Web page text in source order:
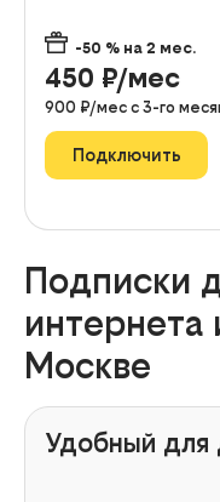
-50 % на 2 мес.
450 ₽/мес
900 ₽/мес с 3-го
Подключить
Подписки
интернета
Москве
Удобный